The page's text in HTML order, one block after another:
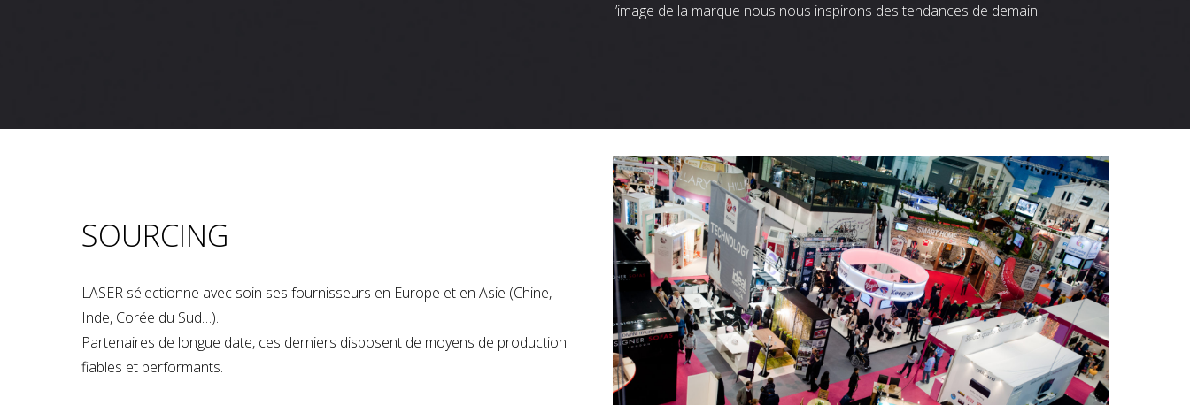
l’image de la marque nous nous inspirons des tendances de demain.
SOURCING
LASER sélectionne avec soin ses fournisseurs en Europe et en Asie (Chine,
Inde, Corée du Sud…).
Partenaires de longue date, ces derniers disposent de moyens de production
fiables et performants.